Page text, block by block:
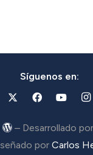
Síguenos en:
– Desarrollado por
por Carlos